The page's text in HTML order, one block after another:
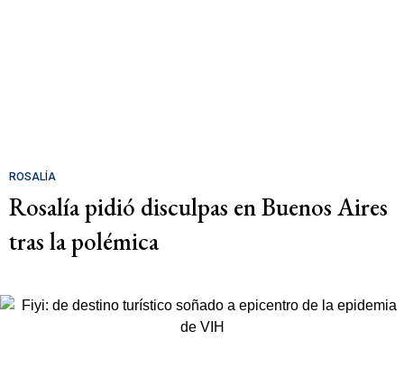
ROSALÍA
Rosalía pidió disculpas en Buenos Aires
tras la polémica